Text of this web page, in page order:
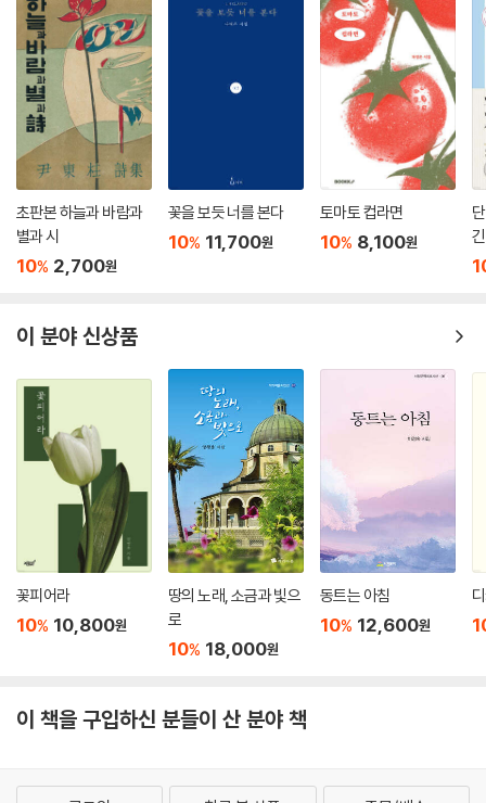
초판본 하늘과 바람과
별과 시
10% 2,700원
꽃을 보듯 너를 본다
10% 11,700원
토마토 컵라면
10% 8,100원
이 분야 신상품
꽃피어라
10% 10,800원
땅의 노래, 소금과 빛으
로
10% 18,000원
동트는 아침
10% 12,600원
이 책을 구입하신 분들이 산 분야 책